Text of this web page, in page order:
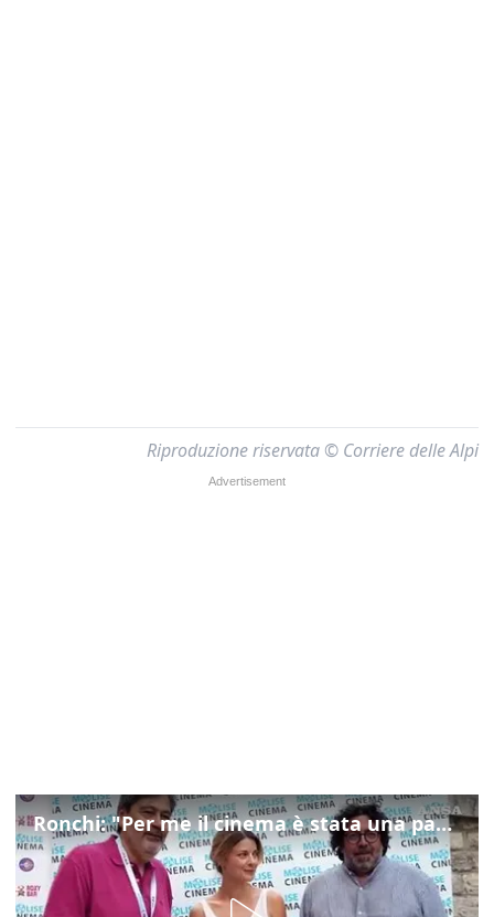
Riproduzione riservata © Corriere delle Alpi
Ronchi: "Per me il cinema è stata una passione, monografia dedicata è un bel regalo"